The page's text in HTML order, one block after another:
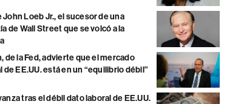
John Loeb Jr., el sucesor de una
de Wall Street que se volcó a la
de la Fed, advierte que el mercado
de EE.UU. está en un “equilibrio débil”
tras el débil dato laboral de EE.UU.